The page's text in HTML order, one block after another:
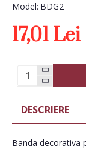
Model: BDG2
17,01 Lei
DESCRIERE
Banda decorativa